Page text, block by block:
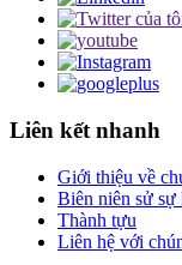
Liên kết nhanh
Giới thiệu về
Biên niên sử sự
Thành tựu
Liên hệ với